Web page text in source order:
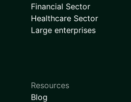
Financial Sector
Healthcare Sector
Large enterprises
Resources
Blog